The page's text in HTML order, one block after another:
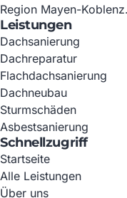
Region Mayen-Koblenz.
Leistungen
Dachsanierung
Dachreparatur
Flachdachsanierung
Dachneubau
Sturmschäden
Asbestsanierung
Schnellzugriff
Startseite
Alle Leistungen
Über uns